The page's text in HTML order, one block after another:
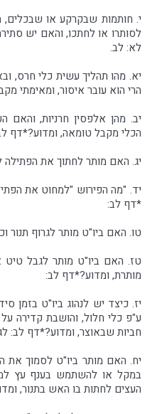
י. חותמות שבקרקע או
לסותרו או לחתכו, והאם יש
לא: לב.
יא. מהו תהליך עשית כלי חרס,
הרי הוא עובר איסור, ומאימתי
יב. מהן אלפסין חרניות, והאם
הכלי מקבל טומאה, ומדוע?*דף
יג. האם מותר לחתוך את
יד. "מה הפירוש "למחוט את
*דף לב:
טו. האם ביו"ט מותר לגרוף תנור
טז. האם ביו"ט מותר לגבל
מותרת, ומדוע?*דף לב:
יז. כיצד יש לנהוג ביו"ט בזמן
ע"פ כלי חלול, והושבת קדירה על
חביות שבאוצר, ומדוע?*דף לב:
יח. האם מותר ביו"ט לסמוך את
במקל או להשתמש בענף עץ
העצים לחתות בו האש בתנור,